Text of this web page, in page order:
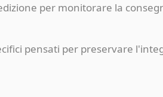
per monitorare la
pensati per preservare